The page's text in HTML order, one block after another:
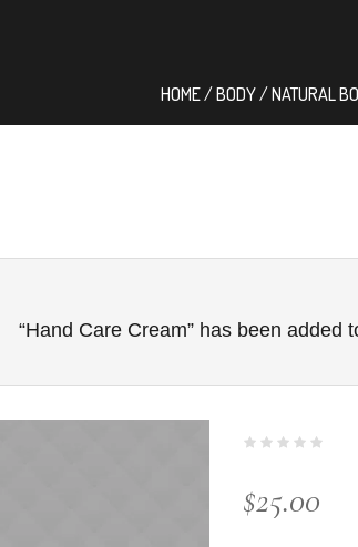
HOME/BODY/ NATURAL
“Hand Care Cream” has been added
$25.00